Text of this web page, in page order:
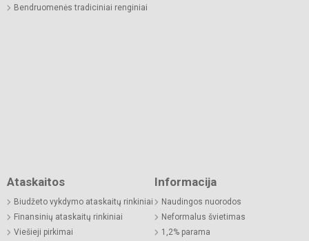
Bendruomenės tradiciniai renginiai
Ataskaitos
Biudžeto vykdymo ataskaitų rinkiniai
Finansinių ataskaitų rinkiniai
Viešieji pirkimai
Informacija
Naudingos nuorodos
Neformalus švietimas
1,2% parama